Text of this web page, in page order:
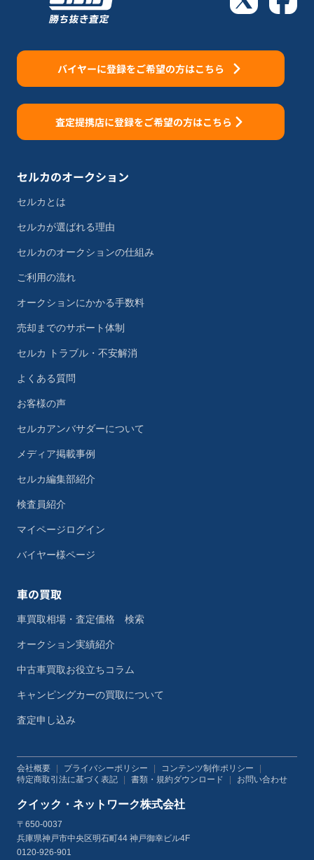
バイヤーに登録をご希望の方はこちら
査定提携店に登録をご希望の方はこちら
セルカのオークション
セルカとは
セルカが選ばれる理由
セルカのオークションの仕組み
ご利用の流れ
オークションにかかる手数料
売却までのサポート体制
セルカ トラブル・不安解消
よくある質問
お客様の声
セルカアンバサダーについて
メディア掲載事例
セルカ編集部紹介
検査員紹介
マイページログイン
バイヤー様ページ
車の買取
車買取相場・査定価格 検索
オークション実績紹介
中古車買取お役立ちコラム
キャンピングカーの買取について
査定申し込み
会社概要 プライバシーポリシー コンテンツ制作ポリシー
特定商取引法に基づく表記
書類・規約ダウンロード お問い合わせ
クイック・ネットワーク株式会社
〒650-0037
兵庫県神戸市中央区明石町44 神戸御幸ビル4F
0120-926-901